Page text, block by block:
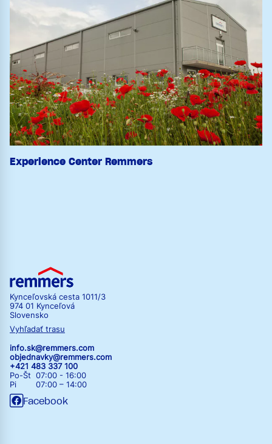
Experience Center Remmers
Kynceľovská cesta 1011/3
974 01 Kynceľová
Slovensko
Vyhľadať trasu
info.sk@remmers.com
objednavky@remmers.com
+421 483 337 100
Po-Št 07:00 - 16:00
Pi 07:00 – 14:00
Facebook